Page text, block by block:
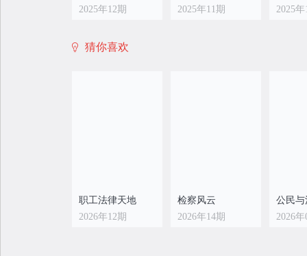
2025年12期
2025年11期
2025年
猜你喜欢
职工法律天地
2026年12期
检察风云
2026年14期
公民与
2026年